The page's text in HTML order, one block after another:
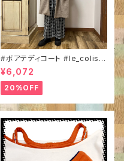
#ボアテディコート #le_colis 3
677218 #Wボタン #ミドル丈
#もこもこアウター
¥6,072
20%OFF